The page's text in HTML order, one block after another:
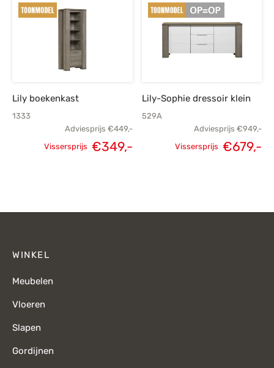
€241,-.
Lily boekenkast
1333
Adviesprijs €449,-
Vissersprijs €349,-
Lily-Sophie dressoir klein
529A
Adviesprijs €949,-
Vissersprijs €679,-
WINKEL
Meubelen
Vloeren
Slapen
Gordijnen